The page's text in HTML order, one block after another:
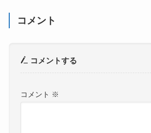
コメント
コメントする
コメント ※